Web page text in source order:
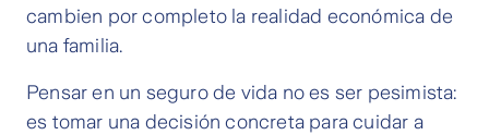
cambien por completo la realidad económica de
una familia.
Pensar en un seguro de vida no es ser pesimista:
es tomar una decisión concreta para cuidar a